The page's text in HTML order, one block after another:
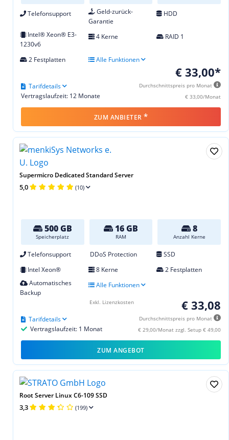
Telefonsupport
Geld-zurück-
Garantie
HDD
Intel® Xeon® E3-
1230v6
4 Kerne RAID 1
2 Festplatten Alle Funktionen
€ 33,00*
Durchschnittspreis pro Monat
€ 33,00/Monat
Vertragslaufzeit: 12 Monate
Tarifdetails
ZUM ANBIETER *
Supermicro Dedicated Standard Server
5,0 (10)
500 GB
Speicherplatz
16 GB
RAM
8
Anzahl Kerne
Telefonsupport DDoS Protection
SSD
Intel Xeon®
8 Kerne
2 Festplatten
Automatisches
Backup
Alle Funktionen
€ 33,08
Durchschnittspreis pro Monat
€ 29,00/Monat zzgl. Setup € 49,00
Vertragslaufzeit: 1 Monat
Tarifdetails
Exkl. Lizenzkosten
ZUM ANGEBOT
Root Server Linux C6-109 SSD
3,3 (199)